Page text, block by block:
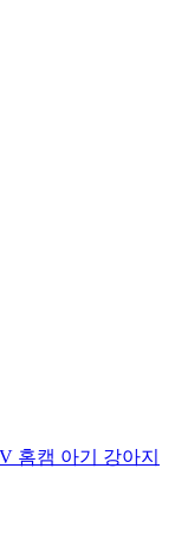
홈캠 아기 강아지